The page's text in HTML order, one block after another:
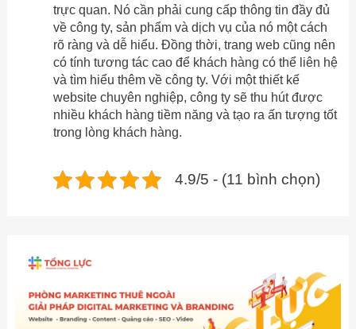
trực quan. Nó cần phải cung cấp thông tin đầy đủ
về công ty, sản phẩm và dịch vụ của nó một cách
rõ ràng và dễ hiểu. Đồng thời, trang web cũng nên
có tính tương tác cao để khách hàng có thể liên hệ
và tìm hiểu thêm về công ty. Với một thiết kế
website chuyên nghiệp, công ty sẽ thu hút được
nhiều khách hàng tiềm năng và tạo ra ấn tượng tốt
trong lòng khách hàng.
4.9/5 - (11 bình chọn)